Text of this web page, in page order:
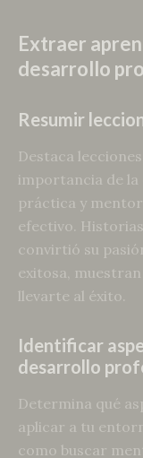
Extraer
desarrollo
Resumir
Destaca
importancia de
práctica y
efectivo.
convirtió su
exitosa,
llevarte al éxito.
Identificar
desarrollo
Determina qué
aplicar a tu
como buscar